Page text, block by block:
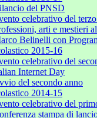
del PNSD
celebrativo del
arti e mestieri
Belinelli con
2015-16
celebrativo del
Internet Day
del secondo anno
2014-15
celebrativo del
stampa di